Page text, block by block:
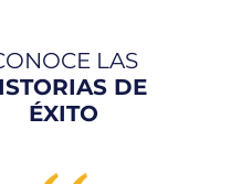
LAS
DE
ÉXITO